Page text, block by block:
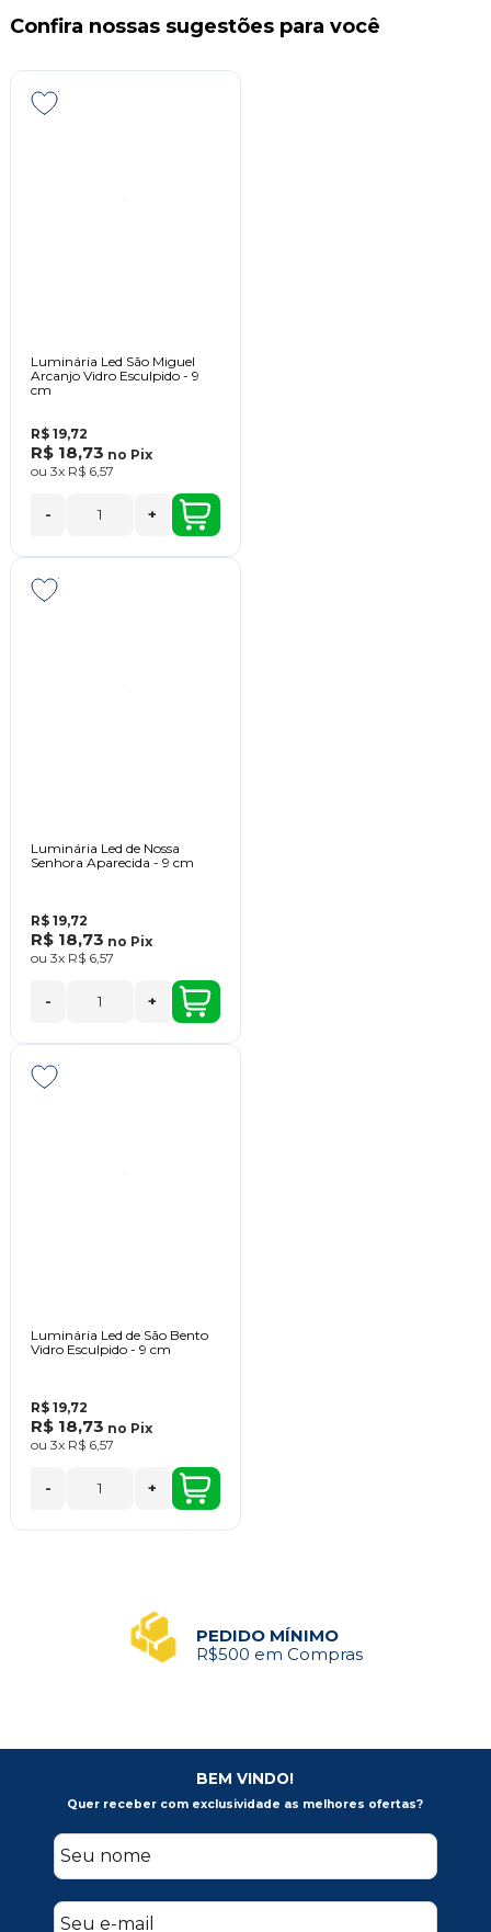
Confira nossas sugestões para você
Luminária Led São Miguel
Arcanjo Vidro Esculpido - 9
cm
R$ 19,72
R$ 18,73 no Pix
ou 3x R$ 6,57
- +
Luminária Led de Nossa
Senhora Aparecida - 9 cm
R$ 19,72
R$ 18,73 no Pix
ou 3x R$ 6,57
- +
Luminária Led de São Bento
Vidro Esculpido - 9 cm
R$ 19,72
R$ 18,73 no Pix
ou 3x R$ 6,57
- +
PEDIDO MÍNIMO
R$500 em Compras
BEM VINDO!
Quer receber com exclusividade as melhores ofertas?